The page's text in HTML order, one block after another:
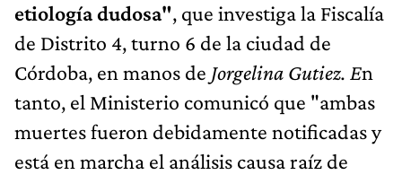
etiología dudosa", que investiga la Fiscalía
de Distrito 4, turno 6 de la ciudad de
Córdoba, en manos de Jorgelina Gutiez. En
tanto, el Ministerio comunicó que "ambas
muertes fueron debidamente notificadas y
está en marcha el análisis causa raíz de